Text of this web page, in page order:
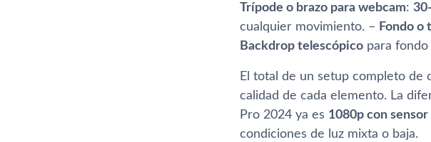
Trípode o brazo para webcam:
cualquier movimiento. – Fondo o
Backdrop telescópico para fondo
El total de un setup completo
calidad de cada elemento. La
Pro 2024 ya es 1080p con
condiciones de luz mixta o baja.